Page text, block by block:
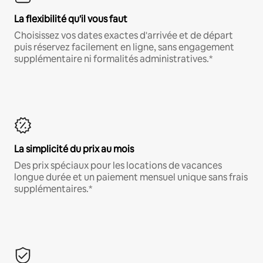
La flexibilité qu'il vous faut
Choisissez vos dates exactes d'arrivée et de départ
puis réservez facilement en ligne, sans engagement
supplémentaire ni formalités administratives.*
La simplicité du prix au mois
Des prix spéciaux pour les locations de vacances
longue durée et un paiement mensuel unique sans frais
supplémentaires.*